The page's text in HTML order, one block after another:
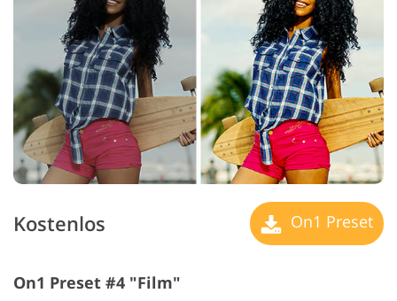
Kostenlos On1 Preset
On1 Preset #4 "Film"